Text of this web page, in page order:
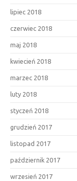
lipiec 2018
czerwiec 2018
maj 2018
kwiecień 2018
marzec 2018
luty 2018
styczeń 2018
grudzień 2017
listopad 2017
październik 2017
wrzesień 2017